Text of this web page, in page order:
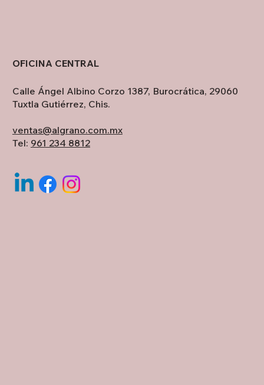
OFICINA CENTRAL
Calle Ángel Albino Corzo 1387, Burocrática, 29060
Tuxtla Gutiérrez, Chis.
ventas@algrano.com.mx
Tel: 961 234 8812